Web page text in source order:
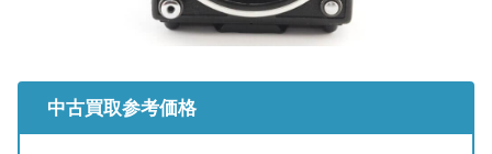
中古買取参考価格